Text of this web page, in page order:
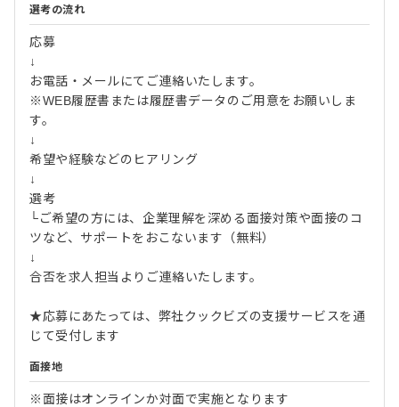
選考の流れ
応募
↓
お電話・メールにてご連絡いたします。
※WEB履歴書または履歴書データのご用意をお願いしま
す。
↓
希望や経験などのヒアリング
↓
選考
└ご希望の方には、企業理解を深める面接対策や面接のコ
ツなど、サポートをおこないます（無料）
↓
合否を求人担当よりご連絡いたします。
★応募にあたっては、弊社クックビズの支援サービスを通
じて受付します
面接地
※面接はオンラインか対面で実施となります